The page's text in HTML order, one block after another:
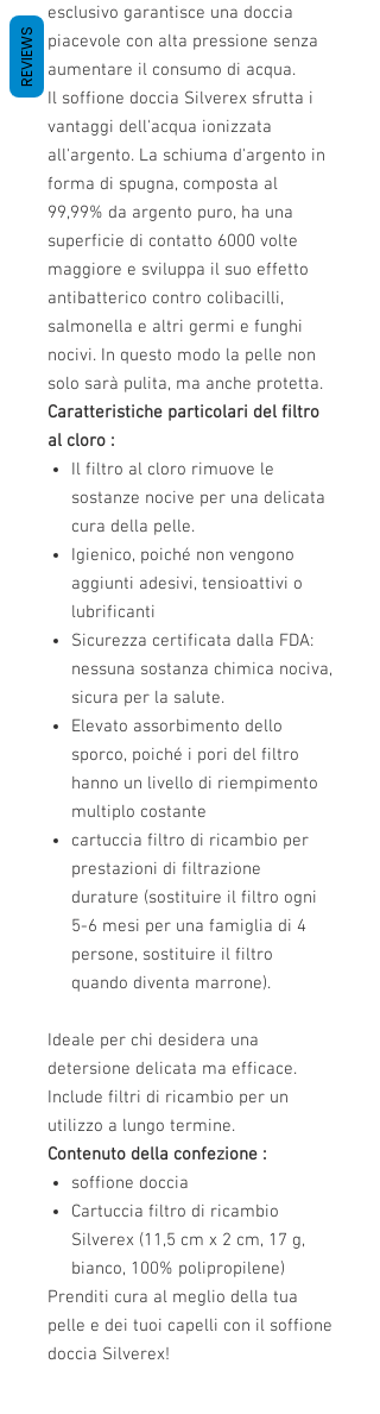
esclusivo garantisce una doccia
piacevole con alta pressione senza
aumentare il consumo di acqua.
Il soffione doccia Silverex sfrutta i
vantaggi dell'acqua ionizzata
all'argento. La schiuma d'argento in
forma di spugna, composta al
99,99% da argento puro, ha una
superficie di contatto 6000 volte
maggiore e sviluppa il suo effetto
antibatterico contro colibacilli,
salmonella e altri germi e funghi
nocivi. In questo modo la pelle non
solo sarà pulita, ma anche protetta.
Caratteristiche particolari del filtro
al cloro :
Il filtro al cloro rimuove le
sostanze nocive per una delicata
cura della pelle.
Igienico, poiché non vengono
aggiunti adesivi, tensioattivi o
lubrificanti
Sicurezza certificata dalla FDA:
nessuna sostanza chimica nociva,
sicura per la salute.
Elevato assorbimento dello
sporco, poiché i pori del filtro
hanno un livello di riempimento
multiplo costante
cartuccia filtro di ricambio per
prestazioni di filtrazione
durature (sostituire il filtro ogni
5-6 mesi per una famiglia di 4
persone, sostituire il filtro
quando diventa marrone).
Ideale per chi desidera una
detersione delicata ma efficace.
Include filtri di ricambio per un
utilizzo a lungo termine.
Contenuto della confezione :
soffione doccia
Cartuccia filtro di ricambio
Silverex (11,5 cm x 2 cm, 17 g,
bianco, 100% polipropilene)
Prenditi cura al meglio della tua
pelle e dei tuoi capelli con il soffione
doccia Silverex!
REVIEWS